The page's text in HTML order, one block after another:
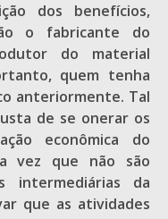
dos benefícios,
o fabricante do
do material
quem tenha
anteriormente. Tal
de se onerar os
econômica do
vez que não são
intermediárias da
que as atividades